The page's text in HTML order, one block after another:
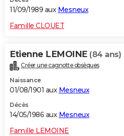
11/09/1989 aux Mesneux
Famille CLOUET
Etienne LEMOINE (84 ans)
Créer une cagnotte obsèques
Naissance
01/08/1901 aux Mesneux
Décès
14/05/1986 aux Mesneux
Famille LEMOINE